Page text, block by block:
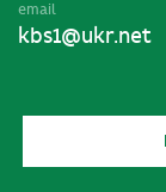
email
kbs1@ukr.net